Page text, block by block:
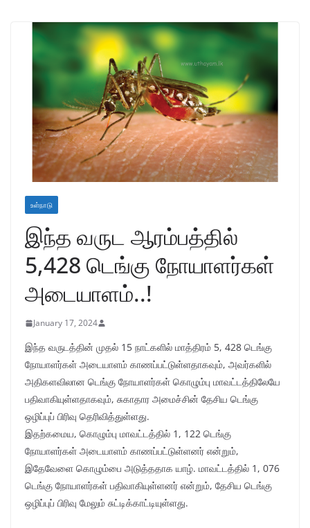
உள்நாடு
இந்த வருட ஆரம்பத்தில்
5,428 டெங்கு நோயாளர்கள்
அடையாளம்..!
January 17, 2024
இந்த வருடத்தின் முதல் 15 நாட்களில் மாத்திரம் 5, 428 டெங்கு
நோயாளர்கள் அடையாளம் காணப்பட்டுள்ளதாகவும், அவர்களில்
அதிகளவிலான டெங்கு நோயாளர்கள் கொழும்பு மாவட்டத்திலேயே
பதிவாகியுள்ளதாகவும், சுகாதார அமைச்சின் தேசிய டெங்கு
ஒழிப்புப் பிரிவு தெரிவித்துள்ளது.
இதற்கமைய, கொழும்பு மாவட்டத்தில் 1, 122 டெங்கு
நோயாளர்கள் அடையாளம் காணப்பட்டுள்ளனர் என்றும்,
இதேவேளை கொழும்பை அடுத்ததாக யாழ். மாவட்டத்தில் 1, 076
டெங்கு நோயாளர்கள் பதிவாகியுள்ளனர் என்றும், தேசிய டெங்கு
ஒழிப்புப் பிரிவு மேலும் சுட்டிக்காட்டியுள்ளது.